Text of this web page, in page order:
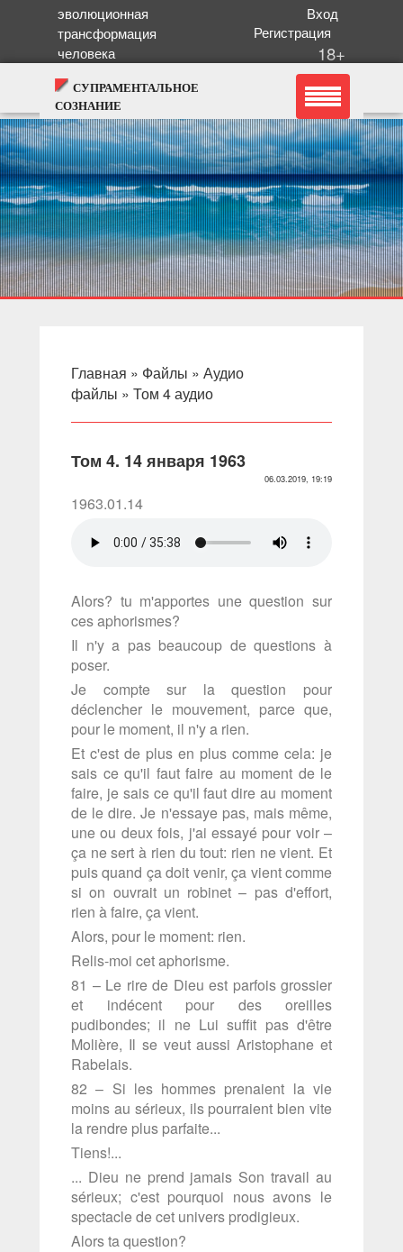
эволюционная
трансформация
человека
Вход
Регистрация
18+
СУПРАМЕНТАЛЬНОЕ
СОЗНАНИЕ
Главная » Файлы » Аудио
файлы » Том 4 аудио
Том 4. 14 января 1963
06.03.2019, 19:19
1963.01.14
Alors? tu m'apportes une question sur
ces aphorismes?
Il n'y a pas beaucoup de questions à
poser.
Je compte sur la question pour
déclencher le mouvement, parce que,
pour le moment, il n'y a rien.
Et c'est de plus en plus comme cela: je
sais ce qu'il faut faire au moment de le
faire, je sais ce qu'il faut dire au moment
de le dire. Je n'essaye pas, mais même,
une ou deux fois, j'ai essayé pour voir –
ça ne sert à rien du tout: rien ne vient. Et
puis quand ça doit venir, ça vient comme
si on ouvrait un robinet – pas d'effort,
rien à faire, ça vient.
Alors, pour le moment: rien.
Relis-moi cet aphorisme.
81 – Le rire de Dieu est parfois grossier
et indécent pour des oreilles
pudibondes; il ne Lui suffit pas d'être
Molière, Il se veut aussi Aristophane et
Rabelais.
82 – Si les hommes prenaient la vie
moins au sérieux, ils pourraient bien vite
la rendre plus parfaite...
Tiens!...
... Dieu ne prend jamais Son travail au
sérieux; c'est pourquoi nous avons le
spectacle de cet univers prodigieux.
Alors ta question?